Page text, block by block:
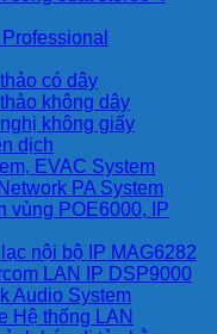
có dây
không dây
không giấy
dịch
EVAC System
PA System
vùng POE6000, IP
nội bộ IP MAG6282
LAN IP DSP9000
Audio System
Hệ thống LAN